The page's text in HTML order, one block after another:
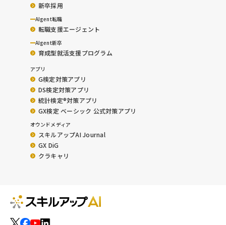
新卒採用
AIgent転職
転職支援エージェント
AIgent新卒
育成型就活支援プログラム
アプリ
G検定対策アプリ
DS検定対策アプリ
統計検定®︎対策アプリ
GX検定 ベーシック 公式対策アプリ
オウンドメディア
スキルアップAI Journal
GX DiG
クラキャリ